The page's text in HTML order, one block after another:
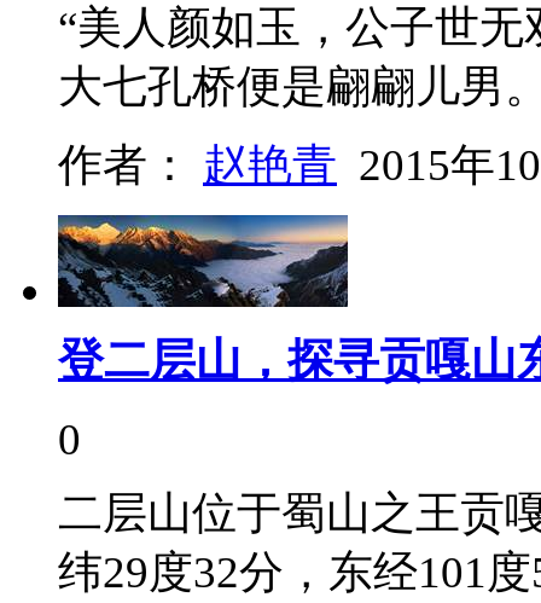
“美人颜如玉，公子世
大七孔桥便是翩翩儿男
作者： 赵艳青 2015年
登二层山，探寻贡嘎山
0
二层山位于蜀山之王贡
纬29度32分，东经101